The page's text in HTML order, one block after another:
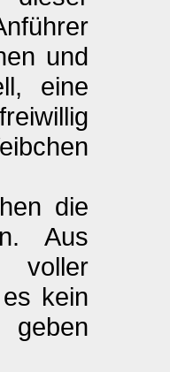
und
eine
die
Aus
voller
kein